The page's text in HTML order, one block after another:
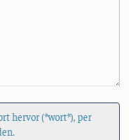
hervor (*wort*), per